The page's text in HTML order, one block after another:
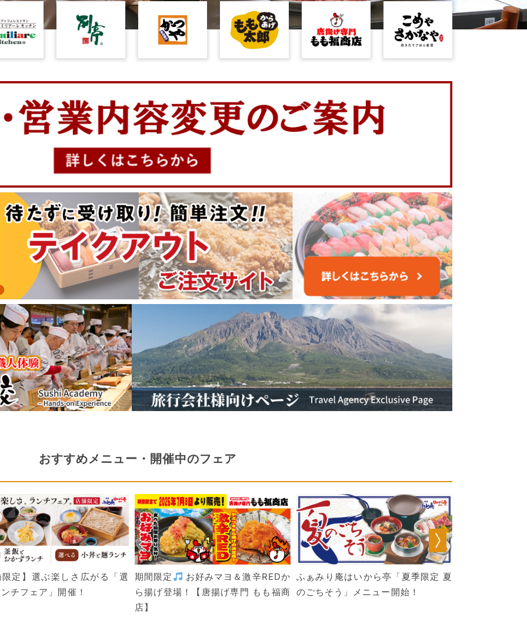
おすすめメニュー・開催中のフェア
定】選ぶ楽しさ広がる「選
チフェア」開催！
期間限定
お好みマヨ＆激辛REDか
ら揚げ登場！【唐揚げ専門 もも福商
店】
ふぁみり庵はいから亭「夏季限定 夏
のごちそう」メニュー開始！